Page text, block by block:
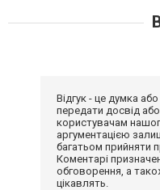
Відгук - це думка
передати досвід
користувачам
аргументацією
багатьом прийняти
Коментарі
обговорення, а
цікавлять.